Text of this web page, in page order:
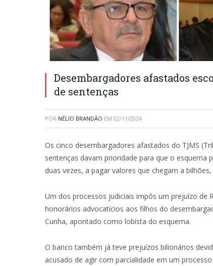
Desembargadores afastados
de sentenças
POR NÉLIO BRANDÃO EM 02/11/2024
Os cinco desembargadores afastados do TJMS
sentenças davam prioridade para que o
duas vezes, a pagar valores que chegam a
Um dos processos judiciais impôs um prejuízo de
honorários advocatícios aos filhos do
Cunha, apontado como lobista do esquema.
O banco também já teve prejuízos bilionários
acusado de agir com parcialidade em um